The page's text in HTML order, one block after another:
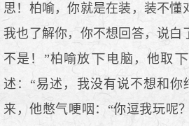
思！柏喻，你就是在装，装不懂
我也了解你，你不想回答，说白
不是！”柏喻放
电脑，他取
述：“易述，我没有说不想和你
来，他憋气哽咽：“你逗我玩呢